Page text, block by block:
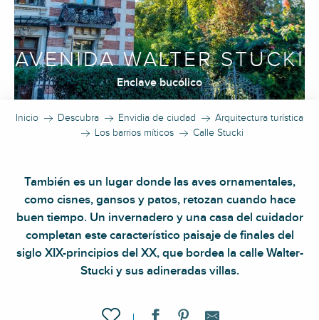
AVENIDA WALTER STUCKI
Enclave bucólico
Inicio Descubra Envidia de ciudad
Arquitectura turística
Los barrios míticos
Calle Stucki
También es un lugar donde las aves ornamentales,
como cisnes, gansos y patos, retozan cuando hace
buen tiempo. Un invernadero y una casa del cuidador
completan este característico paisaje de finales del
siglo XIX-principios del XX, que bordea la calle Walter-
Stucki y sus adineradas villas.
Ajouter aux favoris